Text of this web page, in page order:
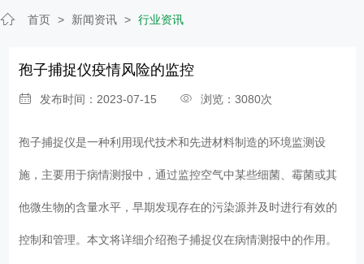
首页 > 新闻资讯 > 行业资讯
孢子捕捉仪疫情风险的监控
发布时间：2023-07-15 浏览：3080次
孢子捕捉仪是一种利用现代技术和先进材料制造的环境监测设
施，主要用于病情测报中，通过监控空气中某些细菌、霉菌或其
他微生物的含量水平，早期发现存在的污染源并及时进行有效的
控制和管理。本文将详细介绍孢子捕捉仪在病情测报中的作用。